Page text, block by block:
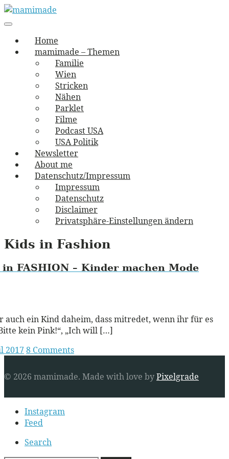
Skip
to
mamimade
vernäht und zugetextet
navigation
Menu
Home
mamimade – Themen
Familie
Wien
Stricken
Nähen
Parklet
Filme
Podcast USA
USA Politik
Newsletter
About me
Datenschutz/Impressum
Impressum
Datenschutz
Disclaimer
Privatsphäre-Einstellungen ändern
Kids in Fashion
FASHION – Kinder machen Mode
auch ein Kind daheim, dass mitredet, wenn ihr für es
kein Pink!“, „Ich will […]
2017 8 Comments
© 2026 mamimade. Made with love byPixelgrade
Secondary
navigationInstagram
Feed
Search